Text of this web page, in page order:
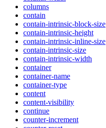
columns
contain
contain-intrinsic-block-size
contain-intrinsic-height
contain-intrinsic-inline-size
contain-intrinsic-size
contain-intrinsic-width
container
container-name
container-type
content
content-visibility
continue
counter-increment